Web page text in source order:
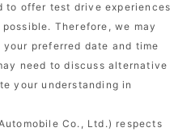
to offer test drive experiences
Therefore, we may
preferred date and time
need to discuss alternative
your understanding in
Co., Ltd.) respects